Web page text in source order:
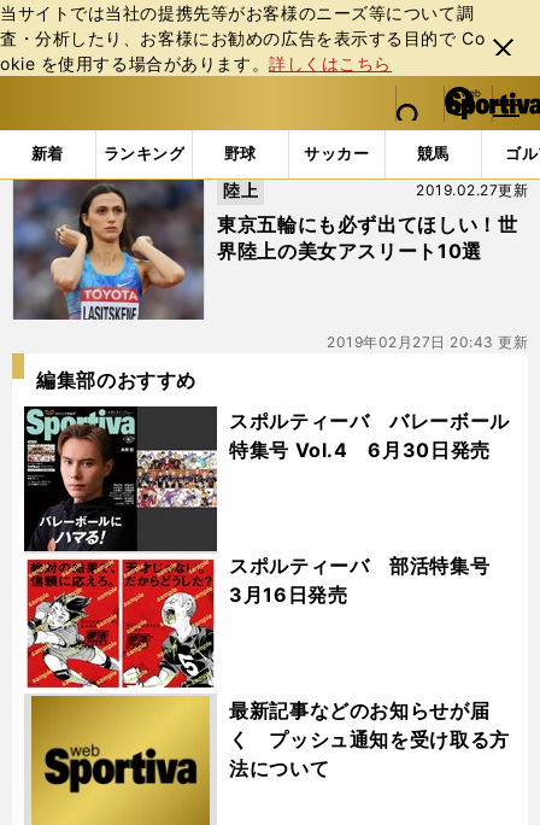
当サイトでは当社の提携先等がお客様のニーズ等について調
査・分析したり、お客様にお勧めの広告を表⽰する⽬的で Co
okie を使⽤する場合があります。詳しくはこちら
閉じ
る
web Sportiva (webスポルティーバ)
検索
マイペ
ー
ジ
メニュ
新着 ランキング 野球 サッカー 競馬 ゴ
b
ス
ポ
ル
テ
ィ
ー
バ
「#ナディネ･ビッサー」の最新ニュース・ 情報
東京五輪にも必ず出てほしい！世
界陸上の美女アスリート10選
2019.02.27更新
陸上
2019年02月27日 20:43 更新
編集部のおすすめ
スポルティーバ バレーボール
特集号 Vol.4 6月30日発売
スポルティーバ 部活特集号
3月16日発売
最新記事などのお知らせが届
く プッシュ通知を受け取る方
法について